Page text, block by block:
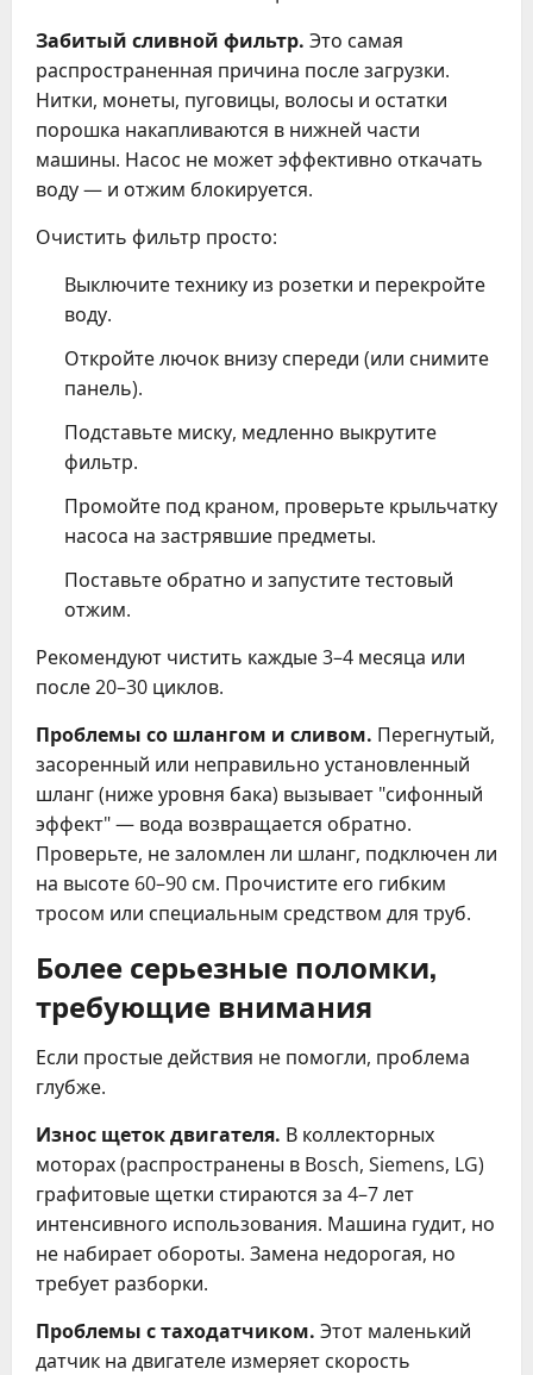
Забитый сливной фильтр. Это самая
распространенная причина после загрузки.
Нитки, монеты, пуговицы, волосы и остатки
порошка накапливаются в нижней части
машины. Насос не может эффективно откачать
воду — и отжим блокируется.
Очистить фильтр просто:
Выключите технику из розетки и перекройте
воду.
Откройте лючок внизу спереди (или снимите
панель).
Подставьте миску, медленно выкрутите
фильтр.
Промойте под краном, проверьте крыльчатку
насоса на застрявшие предметы.
Поставьте обратно и запустите тестовый
отжим.
Рекомендуют чистить каждые 3–4 месяца или
после 20–30 циклов.
Проблемы со шлангом и сливом. Перегнутый,
засоренный или неправильно установленный
шланг (ниже уровня бака) вызывает "сифонный
эффект" — вода возвращается обратно.
Проверьте, не заломлен ли шланг, подключен ли
на высоте 60–90 см. Прочистите его гибким
тросом или специальным средством для труб.
Более серьезные поломки,
требующие внимания
Если простые действия не помогли, проблема
глубже.
Износ щеток двигателя. В коллекторных
моторах (распространены в Bosch, Siemens, LG)
графитовые щетки стираются за 4–7 лет
интенсивного использования. Машина гудит, но
не набирает обороты. Замена недорогая, но
требует разборки.
Проблемы с таходатчиком. Этот маленький
датчик на двигателе измеряет скорость